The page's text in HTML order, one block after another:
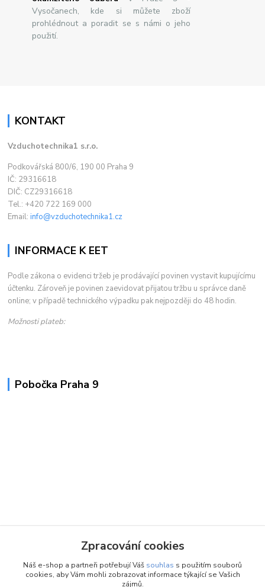
Vysočanech, kde si můžete zboží
prohlédnout a poradit se s námi o jeho
použití.
KONTAKT
Vzduchotechnika1 s.r.o.
Podkovářská 800/6, 190 00 Praha 9
IČ: 29316618
DIČ: CZ29316618
Tel.: +420 722 169 000
Email:info@vzduchotechnika1.cz
INFORMACE K EET
Podle zákona o evidenci tržeb je prodávající povinen vystavit kupujícímu
účtenku. Zároveň je povinen zaevidovat přijatou tržbu u správce daně
online; v případě technického výpadku pak nejpozději do 48 hodin.
Možnosti plateb:
Pobočka Praha 9
Zpracování cookies
Náš e-shop a partneři potřebují Váš souhlas s použitím souborů
cookies, aby Vám mohli zobrazovat informace týkající se Vašich
zájmů.